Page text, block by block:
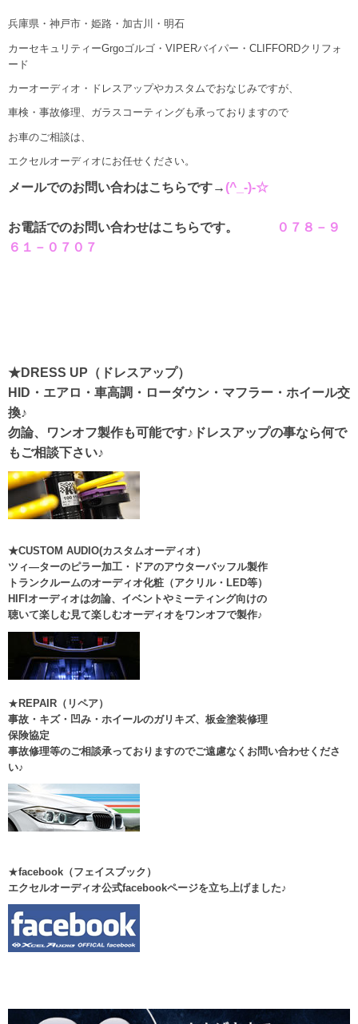
兵庫県・神戸市・姫路・加古川・明石
カーセキュリティーGrgoゴルゴ・VIPERバイパー・CLIFFORDクリフォ
ード
カーオーディオ・ドレスアップやカスタムでおなじみですが、
車検・事故修理、ガラスコーティングも承っておりますので
お車のご相談は、
エクセルオーディオにお任せください。
メールでのお問い合わはこちらです→(^_-)-☆
お電話でのお問い合わせはこちらです。
０７８－９
６１－０７０７
★DRESS UP（ドレスアップ）
HID・エアロ・車高調・ローダウン・マフラー・ホイール交
換♪
勿論、ワンオフ製作も可能です♪ドレスアップの事なら何で
もご相談下さい♪
★CUSTOM AUDIO(カスタムオーディオ）
ツィ―ターのピラー加工・ドアのアウターバッフル製作
トランクルームのオーディオ化粧（アクリル・LED等）
HIFIオーディオは勿論、イベントやミーティング向けの
聴いて楽しむ見て楽しむオーディオをワンオフで製作♪
★REPAIR（リペア）
事故・キズ・凹み・ホイールのガリキズ、板金塗装修理
保険協定
事故修理等のご相談承っておりますのでご遠慮なくお問い合わせくださ
い♪
★facebook （フェイスブック）
エクセルオーディオ公式facebookページを立ち上げました♪